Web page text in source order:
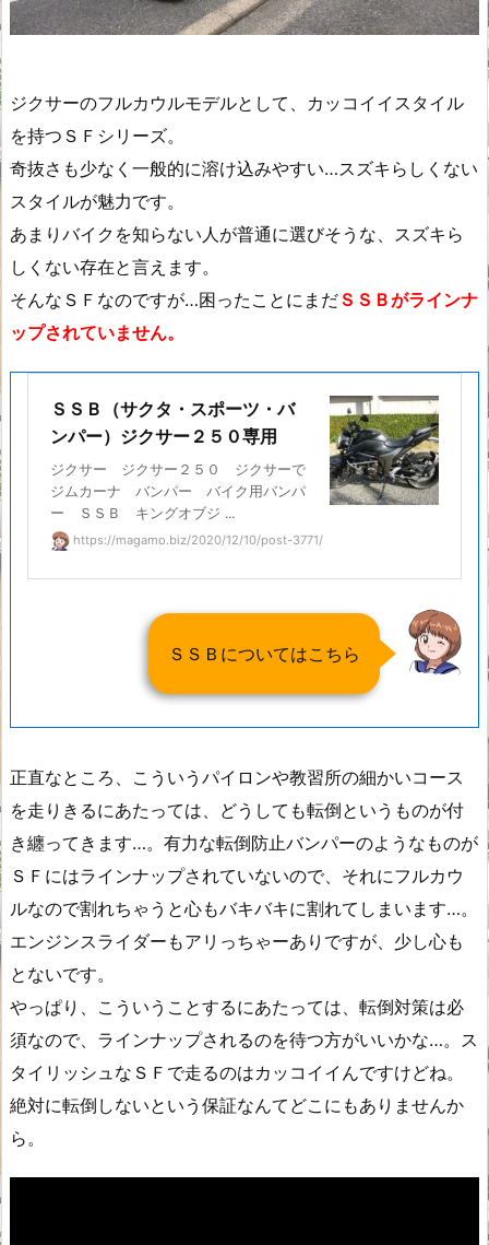
ジクサーのフルカウルモデルとして、カッコイイスタイル
を持つＳＦシリーズ。
奇抜さも少なく一般的に溶け込みやすい…スズキらしくない
スタイルが魅力です。
あまりバイクを知らない人が普通に選びそうな、スズキら
しくない存在と言えます。
そんなＳＦなのですが…困ったことにまだＳＳＢがラインナ
ップされていません。
ＳＳＢ（サクタ・スポーツ・バ
ンパー）ジクサー２５０専用
ジクサー ジクサー２５０ ジクサーで
ジムカーナ バンパー バイク用バンパ
ー ＳＳＢ キングオブジ ...
https://magamo.biz/2020/12/10/post-3771/
ＳＳＢについてはこちら
正直なところ、こういうパイロンや教習所の細かいコース
を走りきるにあたっては、どうしても転倒というものが付
き纏ってきます…。有力な転倒防止バンパーのようなものが
ＳＦにはラインナップされていないので、それにフルカウ
ルなので割れちゃうと心もバキバキに割れてしまいます…。
エンジンスライダーもアリっちゃーありですが、少し心も
とないです。
やっぱり、こういうことするにあたっては、転倒対策は必
須なので、ラインナップされるのを待つ方がいいかな…。ス
タイリッシュなＳＦで走るのはカッコイイんですけどね。
絶対に転倒しないという保証なんてどこにもありませんか
ら。